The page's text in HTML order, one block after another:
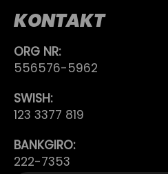
KONTAKT
ORG NR:
556576-5962
SWISH:
123 3377 819
BANKGIRO:
222-7353